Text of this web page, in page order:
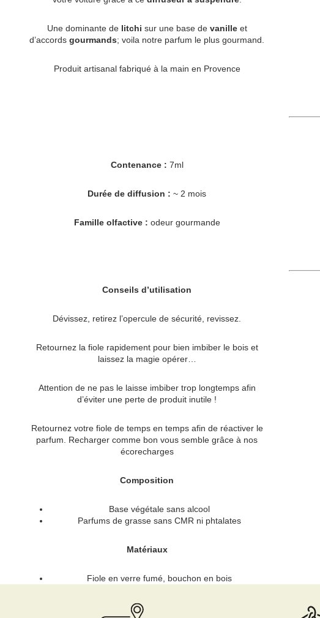
Une dominante de litchi sur une base de vanille et
d’accords gourmands; voila notre parfum le plus gourmand.
Produit artisanal fabriqué à la main en Provence
Contenance : 7ml
Durée de diffusion : ~ 2 mois
Famille olfactive : odeur gourmande
Conseils d’utilisation
Dévissez, retirez l’opercule de sécurité, revissez.
Retournez la fiole rapidement pour bien imbiber le bois et
laissez la magie opérer…
Attention de ne pas le laisse imbiber trop longtemps afin
d’éviter une perte de produit inutile !
Retournez votre fiole de temps en temps afin de réactiver le
parfum. Recharger comme bon vous semble grâce à nos
écorecharges
Composition
Base végétale sans alcool
Parfums de grasse sans CMR ni phtalates
Matériaux
Fiole en verre fumé, bouchon en bois